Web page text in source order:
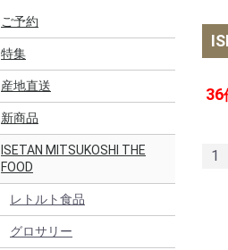
ご予約
特集
産地直送
新商品
ISETAN MITSUKOSHI THE
FOOD
レトルト食品
グロサリー
36
1